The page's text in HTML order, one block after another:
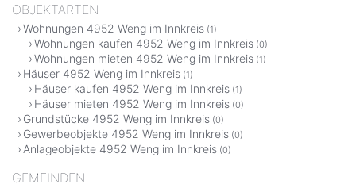
OBJEKTARTEN
Wohnungen 4952 Weng im Innkreis (1)
Wohnungen kaufen 4952 Weng im Innkreis (0)
Wohnungen mieten 4952 Weng im Innkreis (1)
Häuser 4952 Weng im Innkreis (1)
Häuser kaufen 4952 Weng im Innkreis (1)
Häuser mieten 4952 Weng im Innkreis (0)
Grundstücke 4952 Weng im Innkreis (0)
Gewerbeobjekte 4952 Weng im Innkreis (0)
Anlageobjekte 4952 Weng im Innkreis (0)
GEMEINDEN